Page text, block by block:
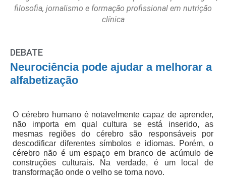
filosofia, jornalismo e formação profissional em nutrição
clínica
DEBATE
Neurociência pode ajudar a melhorar a
alfabetização
O cérebro humano é notavelmente capaz de aprender,
não importa em qual cultura se está inserido, as
mesmas regiões do cérebro são responsáveis por
descodificar diferentes símbolos e idiomas. Porém, o
cérebro não é um espaço em branco de acúmulo de
construções culturais. Na verdade, é um local de
transformação onde o velho se torna novo.